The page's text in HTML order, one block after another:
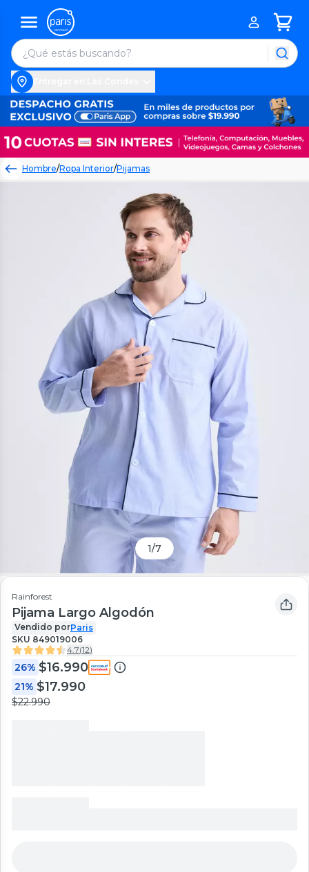
Hombre/Ropa Interior/Pijamas
1/7
Rainforest
Pijama Largo Algodón
Vendido porParis
SKU 849019006
4.7(12)
26% $16.990
21% $17.990
$22.990